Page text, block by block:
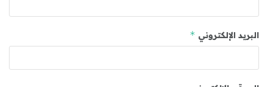
البريد الإلكتروني *